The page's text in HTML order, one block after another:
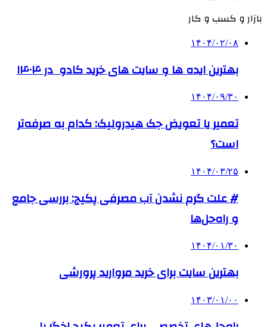
بازار و کسب و کار
۱۴۰۴/۰۲/۰۸
بهترین ایده ها و سایت های خرید کادو در ۱۴۰۴
۱۴۰۴/۰۹/۳۰
تعمیر یا تعویض جک هیدرولیک: کدام به صرفه‌تر
است؟
۱۴۰۴/۰۳/۲۵
# علت گرم نشدن آب مصرفی پکیج: بررسی جامع
و راه‌حل‌ها
۱۴۰۴/۰۱/۳۰
بهترین سایت برای خرید مروارید پرورشی
۱۴۰۳/۰۱/۰۰